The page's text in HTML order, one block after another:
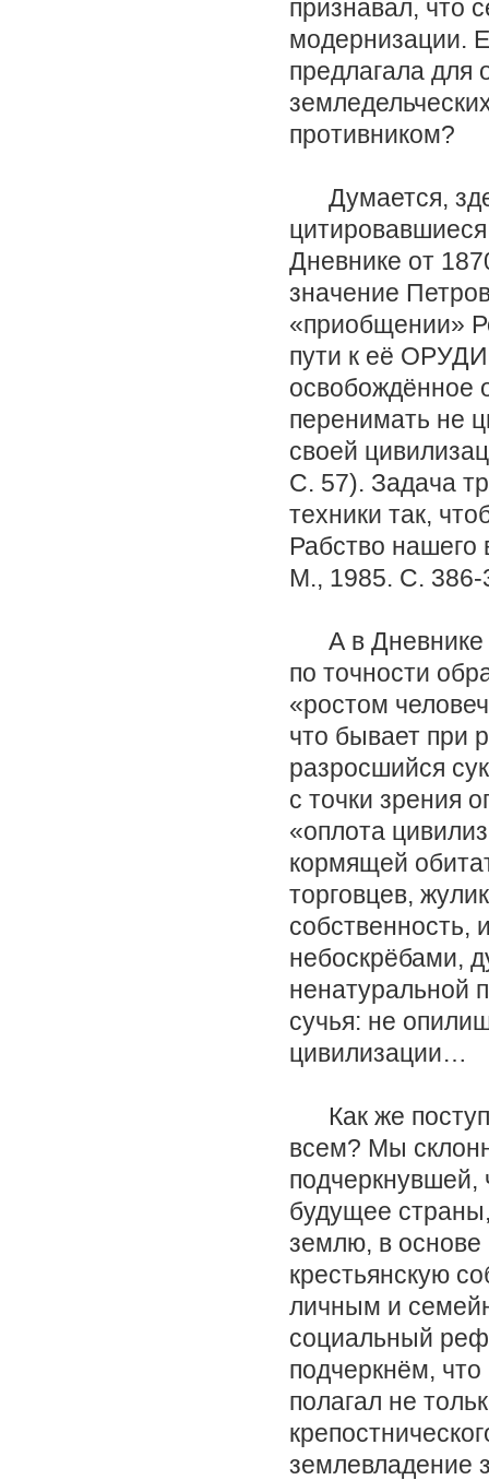
признавал, что
модернизации.
предлагала для
противником?
Думается,
Дневнике от
значение
«приобщении»
пути к её
освобождённое
перенимать не
своей
С. 57). Задача
техники так,
Рабство
М., 1985. С. 386-
А в Дневнике
по точности
«ростом
что бывает при
разросшийся
с точки зрения
«оплота
кормящей
торговцев,
собственность,
небоскрёбами,
ненатуральной
сучья: не
цивилизации…
Как же
всем? Мы
будущее
землю, в основе
крестьянскую
личным и
социальный
подчеркнём,
полагал не
землевладение